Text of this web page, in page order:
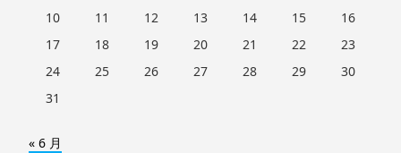
10
11 12 13 14 15
16
17
18 19 20 21 22
23
24
25 26 27 28 29
30
31
« 6 月